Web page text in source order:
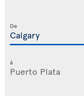
De
à